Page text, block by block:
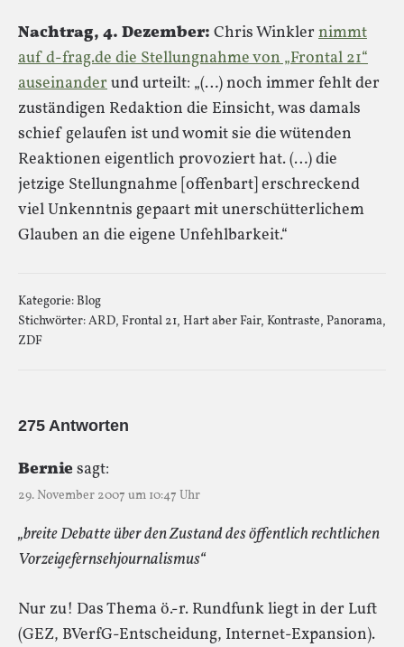
Nachtrag, 4. Dezember: Chris Winkler nimmt
auf d-frag.de die Stellungnahme von „Frontal 21“
auseinanderund urteilt: „(…) noch immer fehlt der
zuständigen Redaktion die Einsicht, was damals
schief gelaufen ist und womit sie die wütenden
Reaktionen eigentlich provoziert hat. (…) die
jetzige Stellungnahme [offenbart] erschreckend
viel Unkenntnis gepaart mit unerschütterlichem
Glauben an die eigene Unfehlbarkeit.“
Kategorie:Blog
Stichwörter:ARD, Frontal 21, Hart aber Fair, Kontraste, Panorama,
ZDF
275 Antworten
Berniesagt:
29. November 2007 um 10:47 Uhr
„breite Debatte über den Zustand des öffentlich rechtlichen
Vorzeigefernsehjournalismus“
Nur zu! Das Thema ö.-r. Rundfunk liegt in der Luft
(GEZ, BVerfG-Entscheidung, Internet-Expansion).